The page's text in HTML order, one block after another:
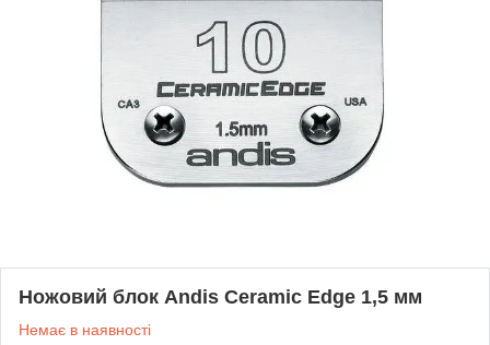
Ножовий блок Andis Ceramic Edge 1,5 мм
Немає в наявності